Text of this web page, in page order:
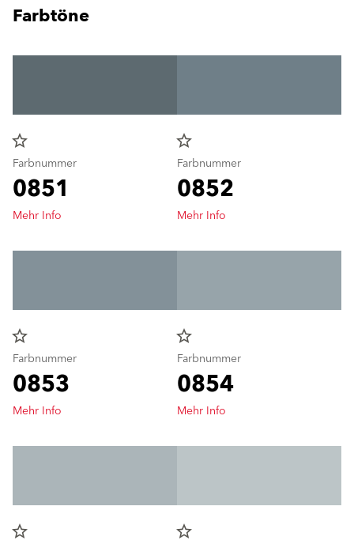
Farbtöne
star_border
Farbnummer
0851
Mehr Info
star_border
Farbnummer
0852
Mehr Info
star_border
Farbnummer
0853
Mehr Info
star_border
Farbnummer
0854
Mehr Info
star_border
star_border